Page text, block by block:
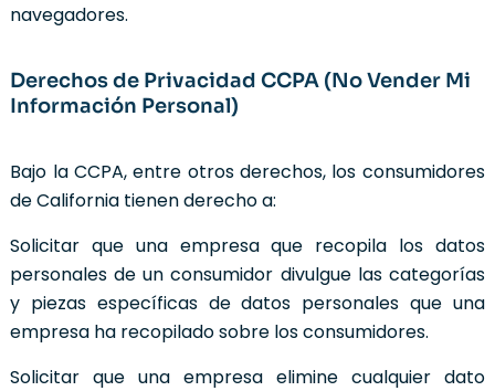
navegadores.
Derechos de Privacidad CCPA (No Vender Mi
Información Personal)
Bajo la CCPA, entre otros derechos, los consumidores
de California tienen derecho a:
Solicitar que una empresa que recopila los datos
personales de un consumidor divulgue las categorías
y piezas específicas de datos personales que una
empresa ha recopilado sobre los consumidores.
Solicitar que una empresa elimine cualquier dato